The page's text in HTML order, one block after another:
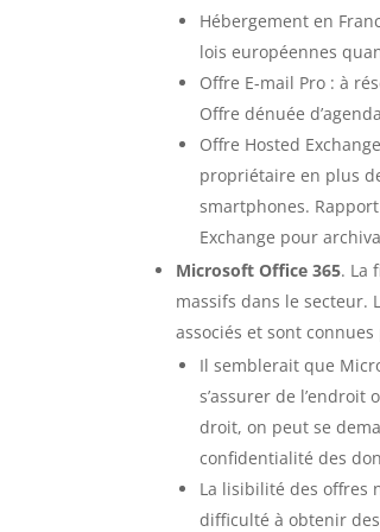
Hébergement en
lois européennes
Offre E-mail Pro : à
Offre dénuée
Offre Hosted
propriétaire en plus
smartphones.
Exchange pour
Microsoft Office 365. La
massifs dans le secteur.
associés et sont
Il semblerait que
s’assurer de
droit, on peut se
confidentialité des
La lisibilité des offres
difficulté à obtenir